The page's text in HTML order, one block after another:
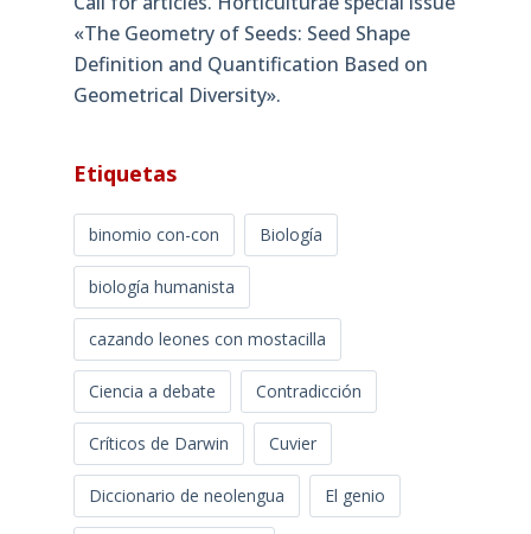
«The Geometry of Seeds: Seed Shape
Definition and Quantification Based on
Geometrical Diversity»​.
Etiquetas
binomio con-con Biología
biología humanista
cazando leones con mostacilla
Ciencia a debate Contradicción
Críticos de Darwin Cuvier
Diccionario de neolengua El genio